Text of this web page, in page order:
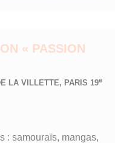
« PASSION
LA VILLETTE, PARIS 19e
: samouraïs, mangas,